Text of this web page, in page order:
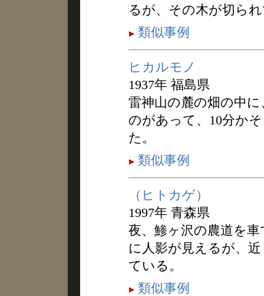
るが、その木が切ら
類似事例
ヒカルモノ
1937年 福島県
雷神山の麓の畑の中
のがあって、10分か
た。
類似事例
（ヒトカゲ）
1997年 青森県
夜、鯵ヶ沢の農道を
に人影が見えるが、
ている。
類似事例